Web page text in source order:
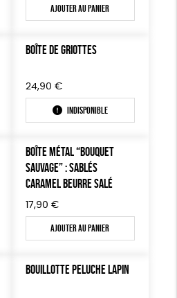
vert
Agriculture Biologique
Ajouter au panier
BOÎTE DE GRIOTTES
24,90 €
Indisponible
BOÎTE MÉTAL “BOUQUET
SAUVAGE” : SABLÉS
CARAMEL BEURRE SALÉ
17,90 €
Ajouter au panier
BOUILLOTTE PELUCHE LAPIN